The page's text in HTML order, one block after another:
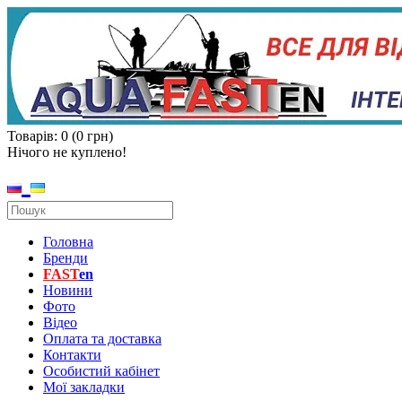
Товарів: 0 (0 грн)
Нічого не куплено!
Головна
Бренди
FASTen
Новини
Фото
Відео
Оплата та доставка
Контакти
Особистий кабінет
Мої закладки